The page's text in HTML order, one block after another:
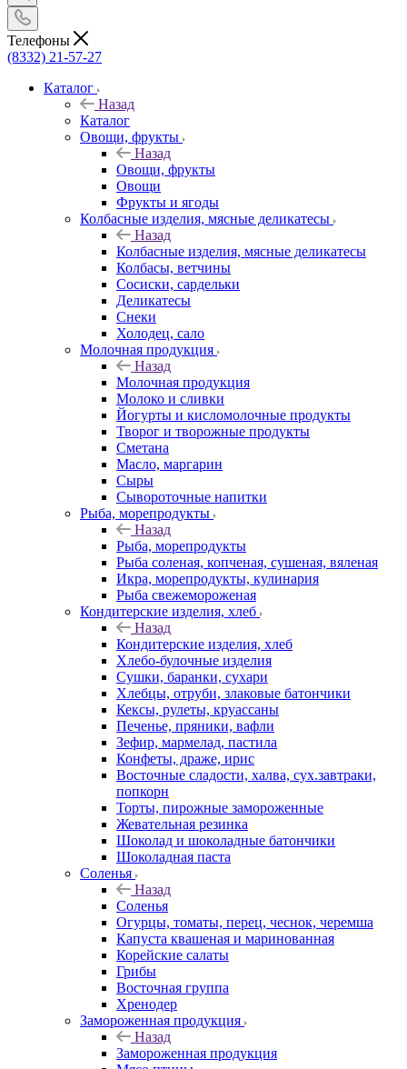
Телефоны
(8332) 21-57-27
Каталог
Назад
Каталог
Овощи, фрукты
Назад
Овощи, фрукты
Овощи
Фрукты и ягоды
Колбасные изделия, мясные деликатесы
Назад
Колбасные изделия, мясные деликатесы
Колбасы, ветчины
Сосиски, сардельки
Деликатесы
Снеки
Холодец, сало
Молочная продукция
Назад
Молочная продукция
Молоко и сливки
Йогурты и кисломолочные продукты
Творог и творожные продукты
Сметана
Масло, маргарин
Сыры
Сывороточные напитки
Рыба, морепродукты
Назад
Рыба, морепродукты
Рыба соленая, копченая, сушеная, вяленая
Икра, морепродукты, кулинария
Рыба свежемороженая
Кондитерские изделия, хлеб
Назад
Кондитерские изделия, хлеб
Хлебо-булочные изделия
Сушки, баранки, сухари
Хлебцы, отруби, злаковые батончики
Кексы, рулеты, круассаны
Печенье, пряники, вафли
Зефир, мармелад, пастила
Конфеты, драже, ирис
Восточные сладости, халва, сух.завтраки,
попкорн
Торты, пирожные замороженные
Жевательная резинка
Шоколад и шоколадные батончики
Шоколадная паста
Соленья
Назад
Соленья
Огурцы, томаты, перец, чеснок, черемша
Капуста квашеная и маринованная
Корейские салаты
Грибы
Восточная группа
Хренодер
Замороженная продукция
Назад
Замороженная продукция